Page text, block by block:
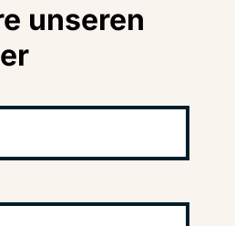
unseren